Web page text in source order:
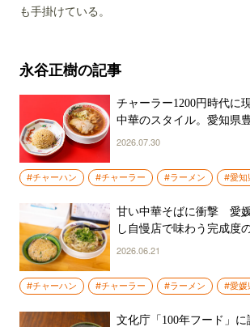
も手掛けている。
永谷正樹の記事
チャーラー1200円時代に
中華のスタイル。愛知県
福飯店』のチャーラーの
2026.07.30
#チャーハン #チャーラー #ラーメン #愛知
甘い中華そばに衝撃 愛
し自慢店で味わう完成度
2026.06.21
#チャーハン #チャーラー #ラーメン #愛媛
文化庁「100年フード」